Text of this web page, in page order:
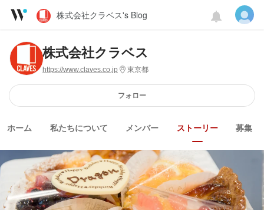
株式会社クラベス's Blog
株式会社クラベス
https://www.claves.co.jp 東京都
フォロー
ホーム 私たちについて メンバー ストーリー 募集